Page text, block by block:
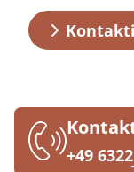
Kontakt
Kinder-
Geriatrie
Prävention
Qualität &
Ihr Weg zu
Kosten &
Reha
Zuweiser
+49